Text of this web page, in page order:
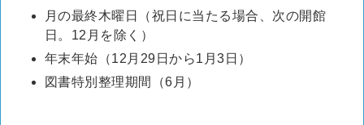
月の最終木曜日（祝日に当たる場合、次の開館
日。12月を除く）
年末年始（12月29日から1月3日）
図書特別整理期間（6月）